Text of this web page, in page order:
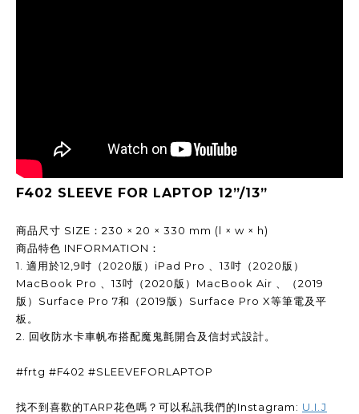
F402 SLEEVE FOR LAPTOP 12”/13”
商品尺寸 SIZE：230 × 20 × 330 mm (l × w × h)
商品特色 INFORMATION：
1. 適用於12,9吋（2020版）iPad Pro 、13吋（2020版）
MacBook Pro 、13吋（2020版）MacBook Air 、（2019
版）Surface Pro 7和（2019版）Surface Pro X等筆電及平
板。
2. 回收防水卡車帆布搭配魔鬼氈開合及信封式設計。
#frtg #F402 #SLEEVEFORLAPTOP
找不到喜歡的TARP花色嗎？可以私訊我們的Instagram: U.I.J